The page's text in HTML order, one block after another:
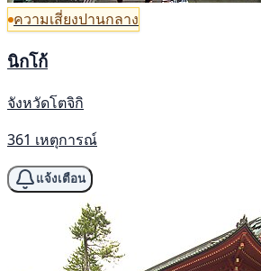
ความเสี่ยงปานกลาง
นิกโก้
จังหวัดโตจิกิ
361 เหตุการณ์
แจ้งเตือน